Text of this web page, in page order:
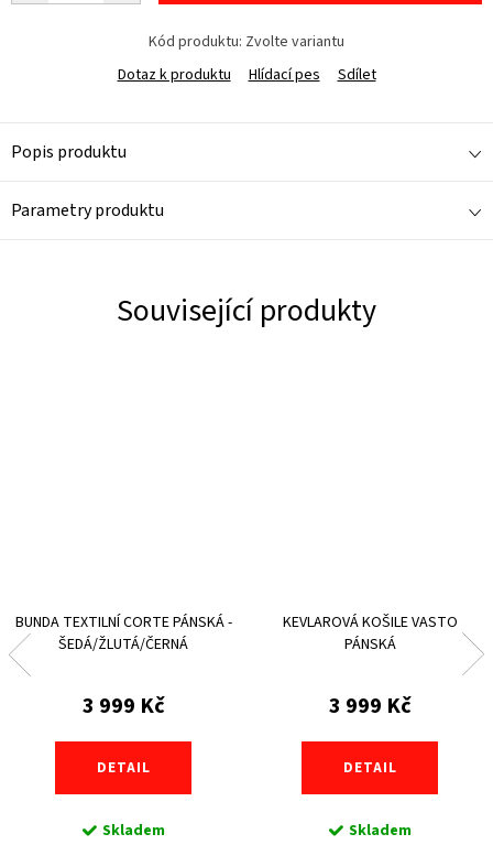
Kód produktu: Zvolte variantu
Dotaz k produktu
Hlídací pes Sdílet
Popis produktu
Parametry produktu
Související produkty
BUNDA TEXTILNÍ CORTE PÁNSKÁ -
ŠEDÁ/ŽLUTÁ/ČERNÁ
3 999 Kč
DETAIL
Skladem
KEVLAROVÁ KOŠILE VASTO
PÁNSKÁ
3 999 Kč
DETAIL
Skladem